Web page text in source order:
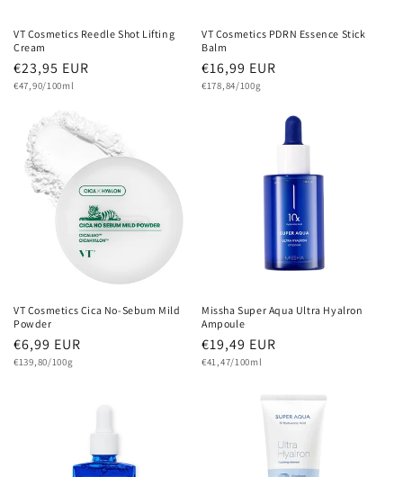
VT Cosmetics Reedle Shot Lifting
Cream
Normaler
Preis
€23,95 EUR
Grundpreis
€47,90/100ml
VT Cosmetics PDRN Essence Stick
Balm
Normaler
Preis
€16,99 EUR
Grundpreis
€178,84/100g
VT Cosmetics Cica No-Sebum Mild
Powder
Normaler
Preis
€6,99 EUR
Grundpreis
€139,80/100g
Missha Super Aqua Ultra Hyalron
Ampoule
Normaler
Preis
€19,49 EUR
Grundpreis
€41,47/100ml